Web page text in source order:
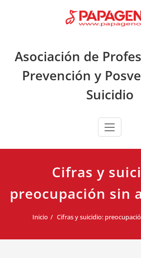
Asociación de
Prevención y
Suicidio
Cifras y
preocupación sin
Inicio Cifras y suicidio: